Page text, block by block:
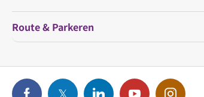
Route & Parkeren